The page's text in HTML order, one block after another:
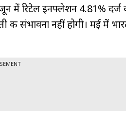
में रिटेल इनफ्लेशन 4.81% दर्ज
संभावना नहीं होगी। मई में